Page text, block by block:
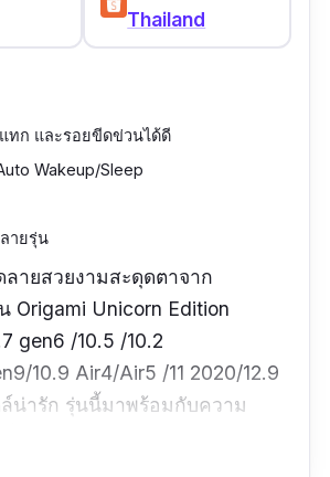
Thailand
ทก และรอยขีดข่วนได้ดี
Wakeup/Sleep
ายรุ่น
ายสวยงามสะดุดตาจาก
Origami Unicorn Edition
gen6 /10.5 /10.2
10.9 Air4/Air5 /11 2020/12.9
น่ารัก รุ่นนี้มาพร้อมกับความ